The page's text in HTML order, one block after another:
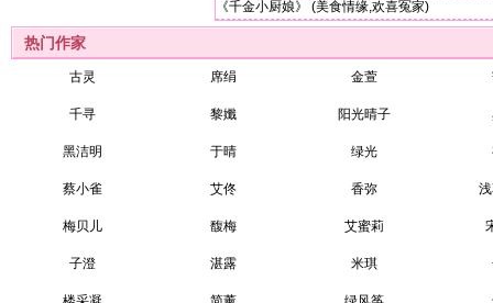
《千金小厨娘》
(美食情缘,欢喜冤家)
热门作家
古灵 席绢 金萱
千寻 黎孅 阳光晴子
黑洁明 于晴 绿光
蔡小雀 艾佟 香弥
梅贝儿 馥梅 艾蜜莉
子澄 湛露 米琪